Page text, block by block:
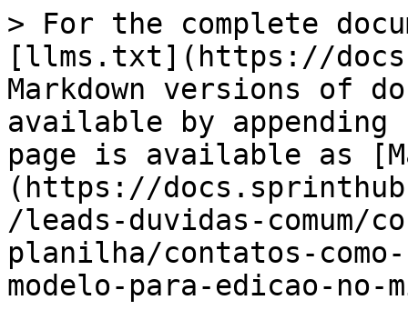
> For the complete
[llms.txt](https://
Markdown versions of
available by
page is available as
(https://
/leads-duvidas-comum/
planilha/contatos-
modelo-para-edicao-